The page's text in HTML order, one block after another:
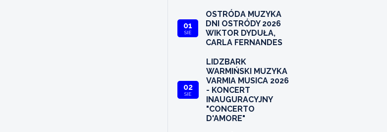
01
SIE
OSTRÓDA MUZYKA
DNI OSTRÓDY 2026
WIKTOR DYDUŁA,
CARLA FERNANDES
02
SIE
LIDZBARK
WARMIŃSKI MUZYKA
VARMIA MUSICA 2026
- KONCERT
INAUGURACYJNY
"CONCERTO
D'AMORE"